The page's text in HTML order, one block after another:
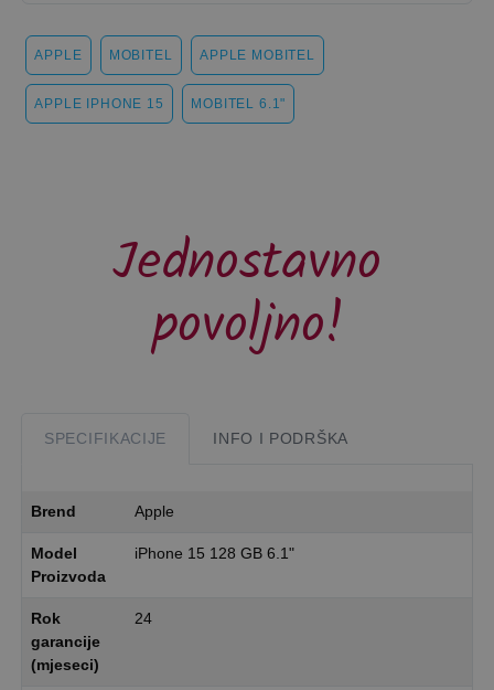
APPLE MOBITEL APPLE MOBITEL
APPLE IPHONE 15 MOBITEL 6.1"
Jednostavno
povoljno!
SPECIFIKACIJE INFO I PODRŠKA
Brend Apple
Model
Proizvoda
iPhone 15 128 GB 6.1"
Rok
garancije
(mjeseci)
24